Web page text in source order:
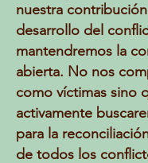
nuestra contribución
desarrollo del
mantendremos la
abierta. No nos
como víctimas sino
activamente
para la
de todos los